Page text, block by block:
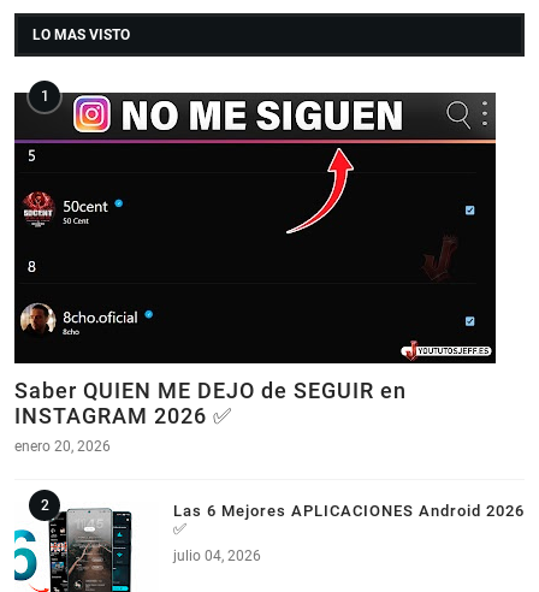
LO MAS VISTO
Saber QUIEN ME DEJO de SEGUIR en
INSTAGRAM 2026 ✅
enero 20, 2026
Las 6 Mejores APLICACIONES Android 2026
✅
julio 04, 2026